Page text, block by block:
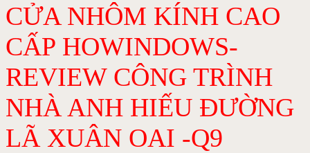
CỬA NHÔM KÍNH CAO
CẤP HOWINDOWS-
REVIEW CÔNG TRÌNH
NHÀ ANH HIẾU ĐƯỜNG
LÃ XUÂN OAI -Q9